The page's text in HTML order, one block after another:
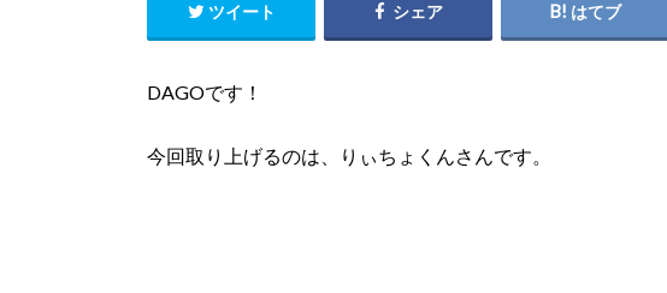
ツイート シェア はてブ
DAGOです！
今回取り上げるのは、 りぃちょくんさんです。